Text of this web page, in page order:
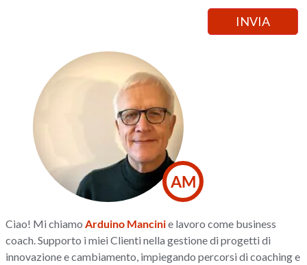
AM
Ciao! Mi chiamo Arduino Mancinie lavoro come business
coach. Supporto i miei Clienti nella gestione di progetti di
innovazione e cambiamento, impiegando percorsi di coaching e